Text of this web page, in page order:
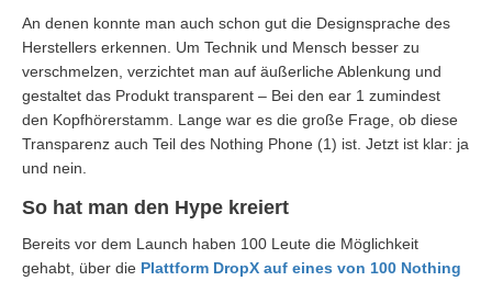
An denen konnte man auch schon gut die Designsprache des
Herstellers erkennen. Um Technik und Mensch besser zu
verschmelzen, verzichtet man auf äußerliche Ablenkung und
gestaltet das Produkt transparent – Bei den ear 1 zumindest
den Kopfhörerstamm. Lange war es die große Frage, ob diese
Transparenz auch Teil des Nothing Phone (1) ist. Jetzt ist klar: ja
und nein.
So hat man den Hype kreiert
Bereits vor dem Launch haben 100 Leute die Möglichkeit
gehabt, über die Plattform DropX auf eines von 100 Nothing